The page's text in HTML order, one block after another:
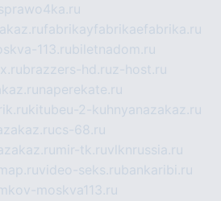
fabrikayfabrikaefabrika.ru
113.rubiletnadom.ru
brazzers-hd.ruz-host.ru
naperekate.ru
kitubeu-2-kuhnyanazakaz.ru
cs-68.ru
mir-tk.ruvlknrussia.ru
video-seks.rubankaribi.ru
moskva113.ru